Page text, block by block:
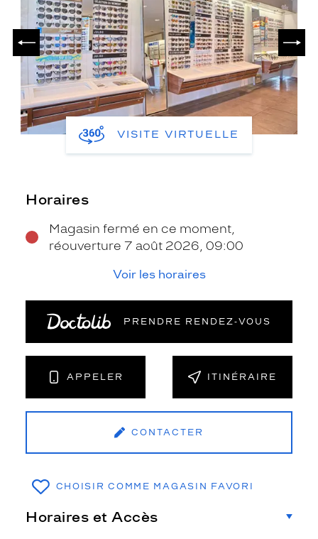
PRÉCÉDENT
VISITE VIRTUELLE
Horaires
Magasin fermé en ce moment,
réouverture 7 août 2026, 09:00
Voir les horaires
PRENDRE RENDEZ‑VOUS
APPELER ITINÉRAIRE
CONTACTER
CHOISIR COMME MAGASIN FAVORI
Horaires et Accès